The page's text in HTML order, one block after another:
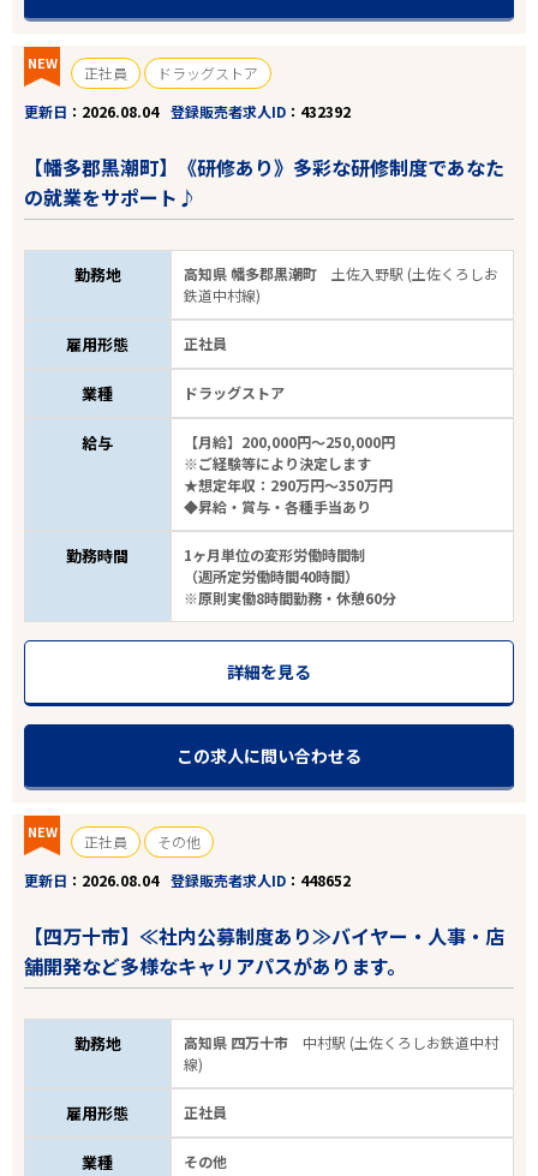
NEW 正社員
ドラッグストア
更新日
2026.08.04 登録販売者求人ID 432392
【幡多郡黒潮町】《研修あり》多彩な研修制度であなた
の就業をサポート♪
勤務地 高知県 幡多郡黒潮町 土佐入野駅 (土佐くろしお
鉄道中村線)
雇用形態 正社員
業種 ドラッグストア
給与
【月給】200,000円～250,000円
※ご経験等により決定します
★想定年収：290万円～350万円
◆昇給・賞与・各種手当あり
勤務時間
1ヶ月単位の変形労働時間制
（週所定労働時間40時間）
※原則実働8時間勤務・休憩60分
詳細を見る
この求人に問い合わせる
NEW 正社員
その他
更新日
2026.08.04 登録販売者求人ID 448652
【四万十市】≪社内公募制度あり≫バイヤー・人事・店
舗開発など多様なキャリアパスがあります。
勤務地 高知県 四万十市 中村駅 (土佐くろしお鉄道中村
線)
雇用形態 正社員
業種 その他